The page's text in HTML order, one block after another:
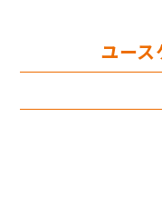
ユー